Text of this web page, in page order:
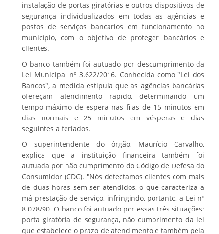
instalação de portas giratórias e outros dispositivos de
segurança individualizados em todas as agências e
postos de serviços bancários em funcionamento no
município, com o objetivo de proteger bancários e
clientes.
​O banco também foi autuado por descumprimento da
Lei Municipal nº 3.622/2016. Conhecida como "Lei dos
Bancos", a medida estipula que as agências bancárias
ofereçam atendimento rápido, determinando um
tempo máximo de espera nas filas de 15 minutos em
dias normais e 25 minutos em vésperas e dias
seguintes a feriados.
​O superintendente do órgão, Maurício Carvalho,
explica que a instituição financeira também foi
autuada por não cumprimento do Código de Defesa do
Consumidor (CDC). ​"Nós detectamos clientes com mais
de duas horas sem ser atendidos, o que caracteriza a
má prestação de serviço, infringindo, portanto, a Lei nº
8.078/90. O banco foi autuado por essas três situações:
porta giratória de segurança, não cumprimento da lei
que estabelece o prazo de atendimento e também pela